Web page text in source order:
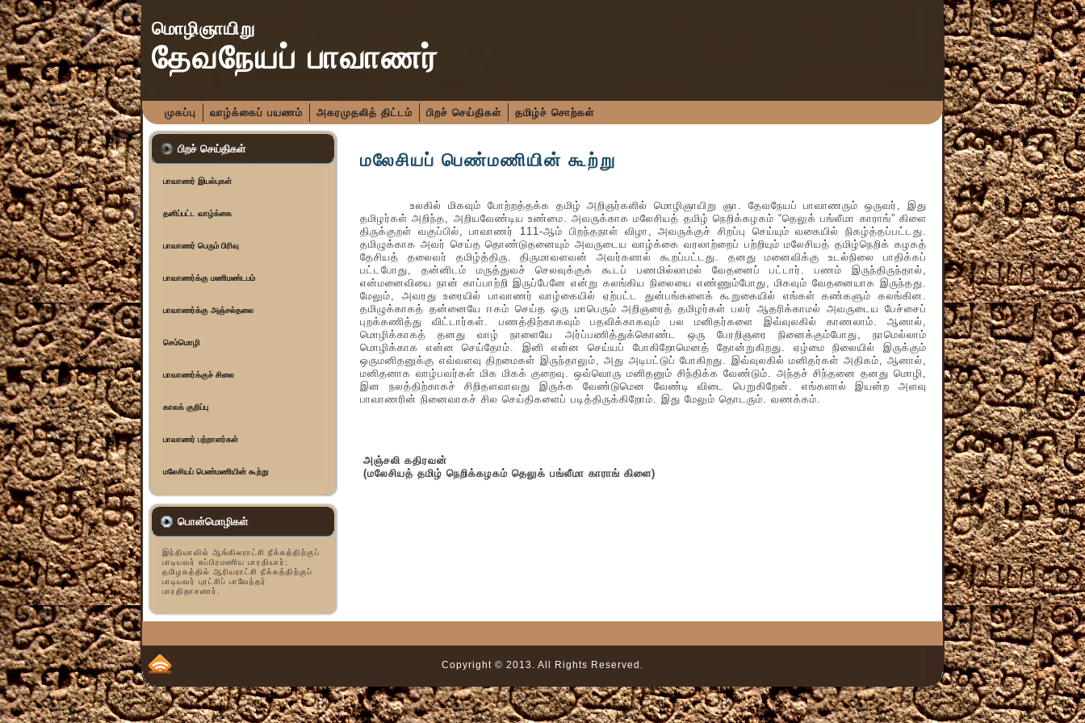
மொழிஞாயிறு
தேவநேயப் பாவாணர்
முகப்பு வாழ்க்கைப் பயணம் அகரமுதலித் திட்டம் பிறச் செய்திகள் தமிழ்ச் சொற்கள்
பிறச் செய்திகள்
பாவாணர் இயல்புகள்
தனிப்பட்ட வாழ்க்கை
பாவாணர் பெரும் பிரிவு
பாவாணர்க்கு மணிமண்டபம்
பாவாணர்க்கு அஞ்சல்தலை
செம்மொழி
பாவாணர்க்குச் சிலை
காலக் குறிப்பு
பாவாணர் பற்றாளர்கள்
மலேசியப் பெண்மணியின் கூற்று
பொன்மொழிகள்
இந்தியாவில் ஆங்கிலராட்சி நீக்கத்திற்குப்
பாடியவர் சுப்பிரமணிய பாரதியார்;
தமிழகத்தில் ஆரியராட்சி நீக்கத்திற்குப்
பாடியவர் புரட்சிப் பாவேந்தர்
பாரதிதாசனார்.
மலேசியப் பெண்மணியின் கூற்று
உலகில் மிகவும் போற்றத்தக்க தமிழ் அறிஞர்களில் மொழிஞாயிறு ஞா. தேவநேயப் பாவாணரும் ஒருவர், இது
தமிழர்கள் அறிந்த, அறியவேண்டிய உண்மை. அவருக்காக மலேசியத் தமிழ் நெறிக்கழகம் “தெலுக் பங்லீமா காராங்” கிளை
திருக்குறள் வகுப்பில், பாவாணர் 111-ஆம் பிறந்தநாள் விழா, அவருக்குச் சிறப்பு செய்யும் வகையில் நிகழ்த்தப்பட்டது.
தமிழுக்காக அவர் செய்த தொண்டுதனையும் அவருடைய வாழ்க்கை வரலாற்றைப் பற்றியும் மலேசியத் தமிழ்நெறிக் கழகத்
தேசியத் தலைவர் தமிழ்த்திரு. திருமாவளவன் அவர்களால் கூறப்பட்டது. தனது மனைவிக்கு உடல்நிலை பாதிக்கப்
பட்டபோது, தன்னிடம் மருத்துவச் செலவுக்குக் கூடப் பணமில்லாமல் வேதனைப் பட்டார். பணம் இருந்திருந்தால்,
என்மனைவியை நான் காப்பாற்றி இருப்பேனே என்று கலங்கிய நிலையை எண்ணும்போது, மிகவும் வேதனையாக இருந்தது.
மேலும், அவரது உரையில் பாவாணர் வாழ்கையில் ஏற்பட்ட துன்பங்களைக் கூறுகையில் எங்கள் கண்களும் கலங்கின.
தமிழுக்காகத் தன்னையே ஈகம் செய்த ஒரு மாபெரும் அறிஞரைத் தமிழர்கள் பலர் ஆதரிக்காமல் அவருடைய பேச்சைப்
புறக்கணித்து விட்டார்கள். பணத்திற்காகவும் பதவிக்காகவும் பல மனிதர்களை இவ்வுலகில் காணலாம். ஆனால்,
மொழிக்காகத் தனது வாழ் நாளையே அர்ப்பணித்துக்கொண்ட ஒரு பேரறிஞரை நினைக்கும்போது, நாமெல்லாம்
மொழிக்காக என்ன செய்தோம். இனி என்ன செய்யப் போகிறோமெனத் தோன்றுகிறது. ஏழ்மை நிலையில் இருக்கும்
ஒருமனிதனுக்கு எவ்வளவு திறமைகள் இருந்தாலும், அது அடிபட்டுப் போகிறது. இவ்வுலகில் மனிதர்கள் அதிகம், ஆனால்,
மனிதனாக வாழ்பவர்கள் மிக மிகக் குறைவு. ஒவ்வொரு மனிதனும் சிந்திக்க வேண்டும். அந்தச் சிந்தனை தனது மொழி,
இன நலத்திற்காகச் சிறிதளவாவது இருக்க வேண்டுமென வேண்டி விடை பெறுகிறேன். எங்களால் இயன்ற அளவு
பாவாணரின் நினைவாகச் சில செய்திகளைப் படித்திருக்கிறோம். இது மேலும் தொடரும். வணக்கம்.
அஞ்சலி கதிரவன்
(மலேசியத் தமிழ் நெறிக்கழகம் தெலுக் பங்லீமா காராங் கிளை)
Copyright © 2013. All Rights Reserved.